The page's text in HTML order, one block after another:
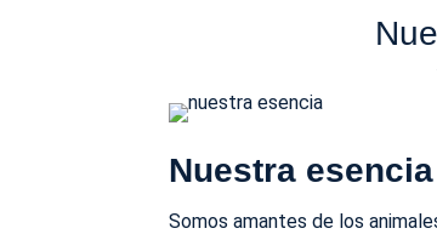
Nuestra esencia
Somos amantes de los